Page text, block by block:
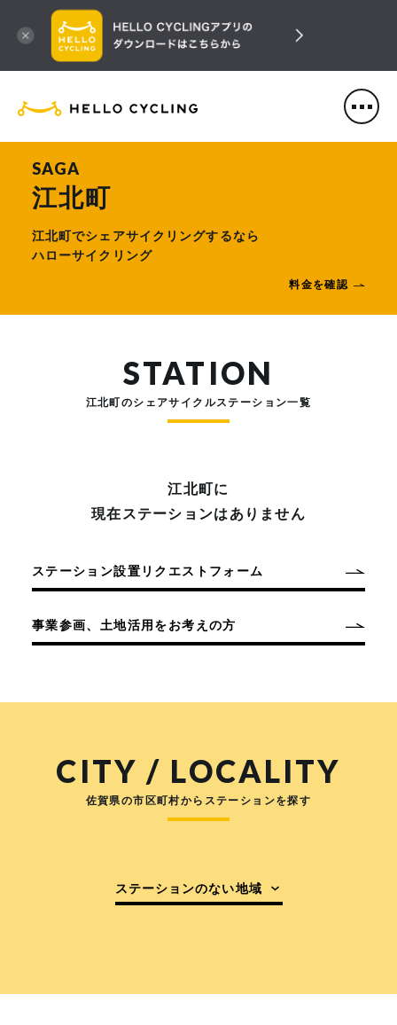
HELLO CYCLING（ハローサ
SAGA
江北町
江北町でシェアサイクリングするなら
ハローサイクリング
料金を確認
STATION
江北町のシェアサイクルステーション一覧
江北町に
現在ステーションはありません
ステーション設置リクエストフォーム
事業参画、土地活用をお考えの方
CITY / LOCALITY
佐賀県の市区町村からステーションを探す
ステーションのない地域